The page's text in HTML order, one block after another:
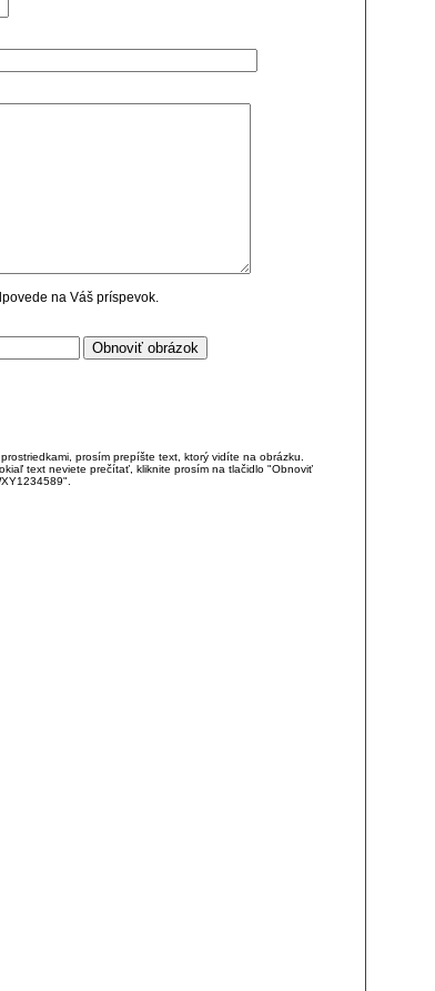
na Váš príspevok.
prosím prepíšte text, ktorý vidíte na obrázku.
text neviete prečítať, kliknite prosím na tlačidlo "Obnoviť